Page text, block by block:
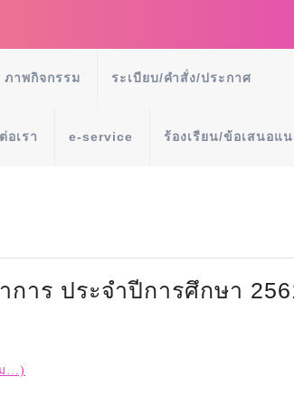
ภาพกิจกรรม ระเบียบ/คำสั่ง/ประกาศ
อเรา e-service ร้องเรียน/ข้อเสนอแน
การ ประจำปีการศึกษา
…)